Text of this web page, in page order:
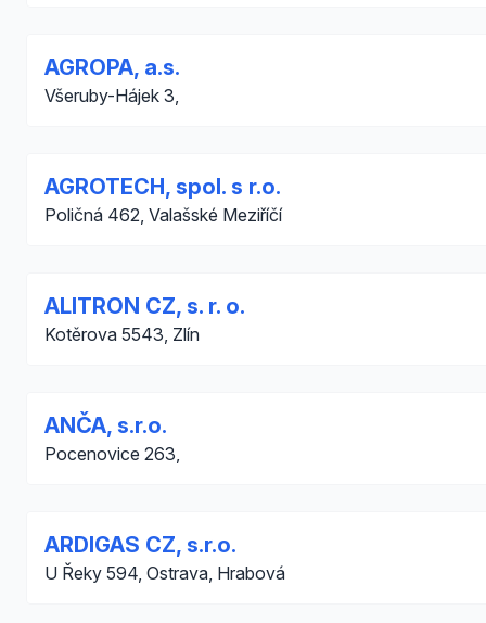
AGROPA, a.s.
Všeruby-Hájek 3,
AGROTECH, spol. s r.o.
Poličná 462, Valašské Meziříčí
ALITRON CZ, s. r. o.
Kotěrova 5543, Zlín
ANČA, s.r.o.
Pocenovice 263,
ARDIGAS CZ, s.r.o.
U Řeky 594, Ostrava, Hrabová